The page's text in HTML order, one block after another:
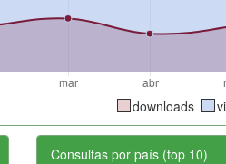
downloads
Consultas por país (top 10)